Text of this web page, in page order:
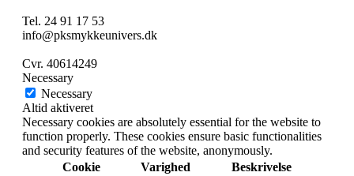
Tel. 24 91 17 53
info@pksmykkeunivers.dk
Cvr. 40614249
Necessary
Necessary
Altid aktiveret
Necessary cookies are absolutely essential for the website to
function properly. These cookies ensure basic functionalities
and security features of the website, anonymously.
Cookie
Varighed Beskrivelse